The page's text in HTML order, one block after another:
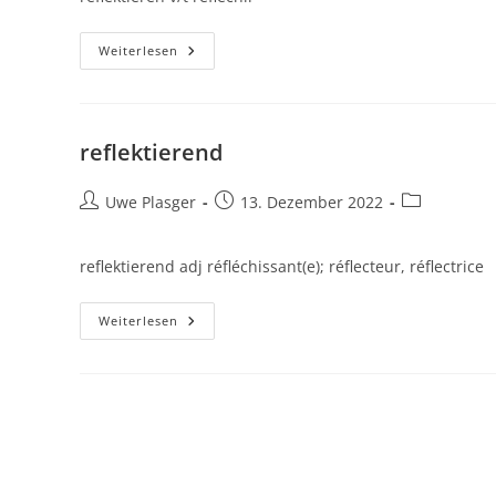
Weiterlesen Reflektieren
reflektierend
Beitrags-
Uwe Plasger
Beitrag13. Dezember 2022
Beitrags-
reflektierend adj réfléchissant(e); réflecteur, réflectrice
Weiterlesen Reflektierend